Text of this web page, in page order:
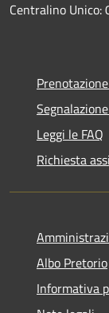
Centralino Unico:
Leggi le FAQ
Richiesta
Albo Pretorio
Informativa